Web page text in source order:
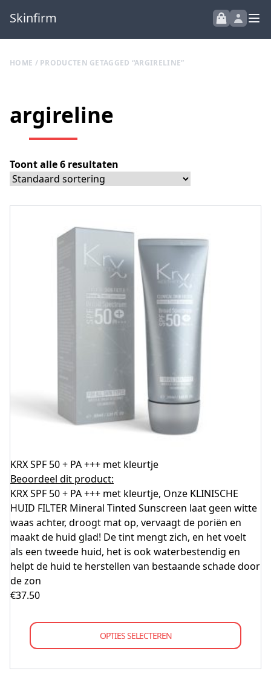
Skinfirm
HOME / PRODUCTEN GETAGGED “ARGIRELINE”
argireline
Toont alle 6 resultaten
KRX SPF 50 + PA +++ met kleurtje
Beoordeel dit product:
KRX SPF 50 + PA +++ met kleurtje, Onze KLINISCHE
HUID FILTER Mineral Tinted Sunscreen laat geen witte
waas achter, droogt mat op, vervaagt de poriën en
maakt de huid glad! De tint mengt zich, en het voelt
als een tweede huid, het is ook waterbestendig en
helpt de huid te herstellen van bestaande schade door
de zon
€37.50
OPTIES SELECTEREN